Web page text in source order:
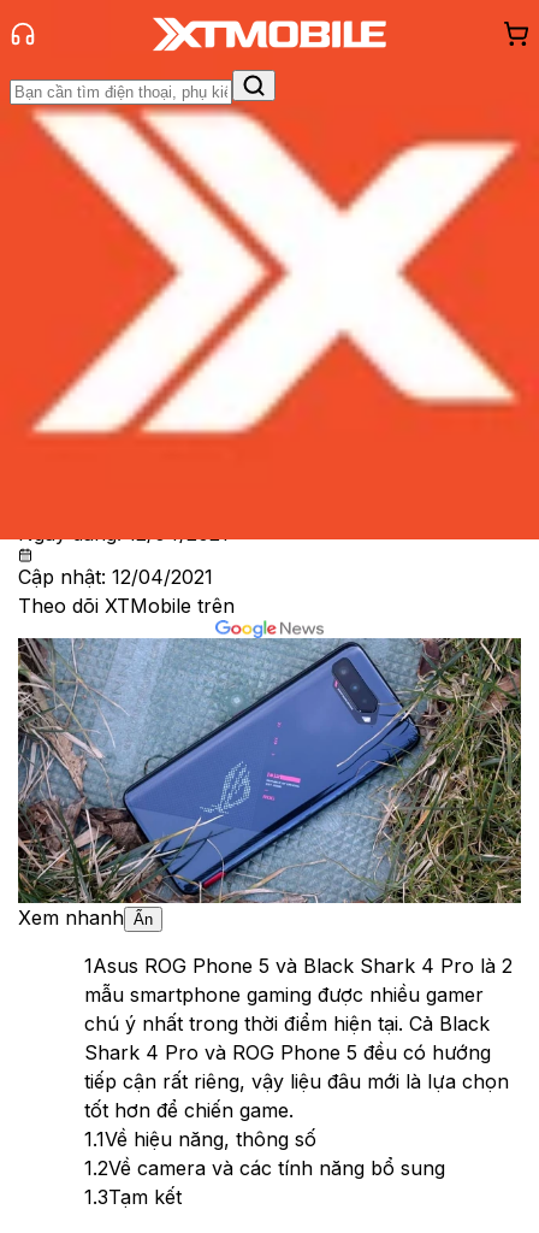
Trang chủ
Tin tức
So Sánh
Đánh Giá - Trên TaySo Sánh Tư vấnKhuyến
Hỏi đáp App - Game Thông báo
hàng - Sự kiện
So sánh Asus ROG Phone 5 và
Xiaomi Black Shark 4 Pro đâu là lựa
chọn gaming tốt hơn
Ngày đăng:12/04/2021
Cập nhật: 12/04/2021
Theo dõi XTMobile trên
Xem nhanh Ẩn
1Asus ROG Phone 5 và Black Shark 4 Pro là 2
mẫu smartphone gaming được nhiều gamer
chú ý nhất trong thời điểm hiện tại. Cả Black
Shark 4 Pro và ROG Phone 5 đều có hướng
tiếp cận rất riêng, vậy liệu đâu mới là lựa chọn
tốt hơn để chiến game.
1.1Về hiệu năng, thông số
1.2Về camera và các tính năng bổ sung
1.3Tạm kết